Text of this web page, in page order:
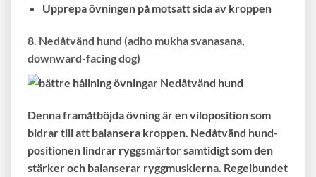
Upprepa övningen på motsatt sida av kroppen
8. Nedåtvänd hund (adho mukha svanasana,
downward-facing dog)
Denna framåtböjda övning är en viloposition som
bidrar till att balansera kroppen. Nedåtvänd hund-
positionen lindrar ryggsmärtor samtidigt som den
stärker och balanserar ryggmusklerna. Regelbundet